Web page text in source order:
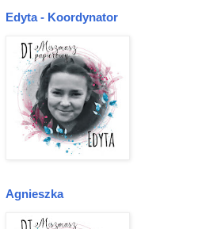
Edyta - Koordynator
Agnieszka